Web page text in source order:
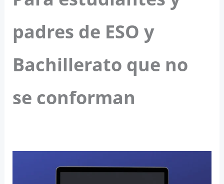
padres de ESO y
Bachillerato que no
se conforman